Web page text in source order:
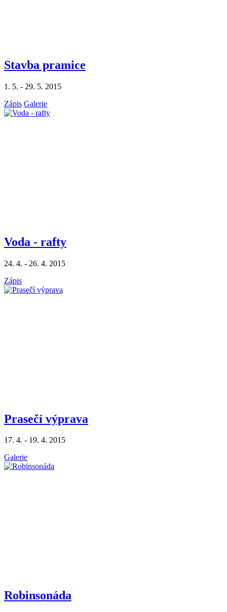
Stavba pramice
1. 5. - 29. 5. 2015
Zápis Galerie
Voda - rafty
24. 4. - 26. 4. 2015
Zápis
Prasečí výprava
17. 4. - 19. 4. 2015
Galerie
Robinsonáda